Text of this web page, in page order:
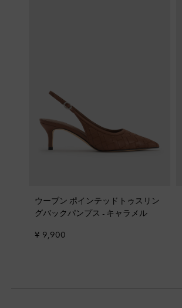
ウーブン ポインテッドトゥスリン
グバックパンプス - キャラメル
¥ 9,900